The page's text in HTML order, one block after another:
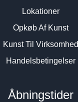
Lokationer
Opkøb Af Kunst
Kunst Til Virksomhed
Handelsbetingelser
Åbningstider